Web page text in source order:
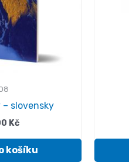
– slovensky
Kč
košíku